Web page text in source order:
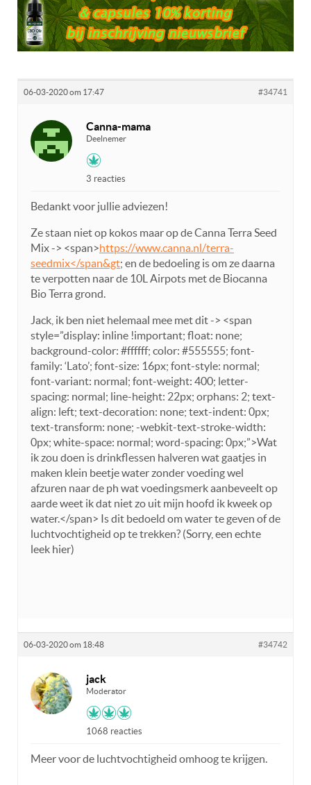
06-03-2020 om 17:47 #34741
Canna-mama
Deelnemer
3 reacties
Bedankt voor jullie adviezen!
Ze staan niet op kokos maar op de Canna Terra Seed
Mix -> <span>https://www.canna.nl/terra-
seedmix</span&gt; en de bedoeling is om ze daarna
te verpotten naar de 10L Airpots met de Biocanna
Bio Terra grond.
Jack, ik ben niet helemaal mee met dit -> <span
style=”display: inline !important; float: none;
background-color: #ffffff; color: #555555; font-
family: ‘Lato’; font-size: 16px; font-style: normal;
font-variant: normal; font-weight: 400; letter-
spacing: normal; line-height: 22px; orphans: 2; text-
align: left; text-decoration: none; text-indent: 0px;
text-transform: none; -webkit-text-stroke-width:
0px; white-space: normal; word-spacing: 0px;”>Wat
ik zou doen is drinkflessen halveren wat gaatjes in
maken klein beetje water zonder voeding wel
afzuren naar de ph wat voedingsmerk aanbeveelt op
aarde weet ik dat niet zo uit mijn hoofd ik kweek op
water.</span> Is dit bedoeld om water te geven of de
luchtvochtigheid op te trekken? (Sorry, een echte
leek hier)
06-03-2020 om 18:48 #34742
jack
Moderator
1068 reacties
Meer voor de luchtvochtigheid omhoog te krijgen.